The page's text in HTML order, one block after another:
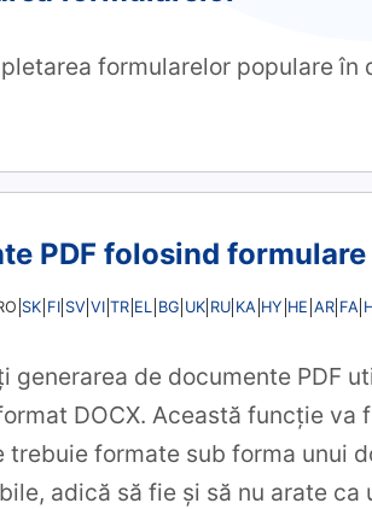
formularelor populare în
PDF folosind
SK FI SV VI TR EL BG UK RU KA HY HE AR FA
de documente PDF
DOCX. Această funcție va
trebuie formate sub forma unui
adică să fie și să nu arate ca